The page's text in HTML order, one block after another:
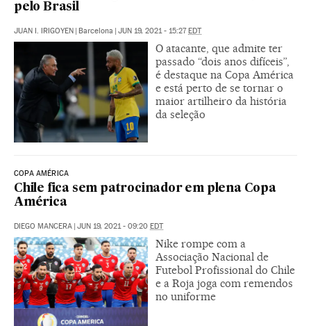
pelo Brasil
JUAN I. IRIGOYEN | Barcelona | JUN 19, 2021 - 15:27EDT
O atacante, que admite ter
passado “dois anos difíceis”,
é destaque na Copa América
e está perto de se tornar o
maior artilheiro da história
da seleção
COPA AMÉRICA
Chile fica sem patrocinador em plena Copa
América
DIEGO MANCERA | JUN 19, 2021 - 09:20 EDT
Nike rompe com a
Associação Nacional de
Futebol Profissional do Chile
e a Roja joga com remendos
no uniforme